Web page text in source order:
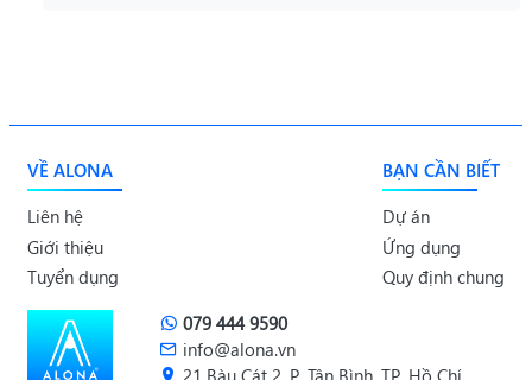
079 444 9590
info@alona.vn
VỀ ALONA
Liên hệ
Giới thiệu
Tuyển dụng
BẠN CẦN BIẾT
Dự án
Ứng dụng
Quy định chung